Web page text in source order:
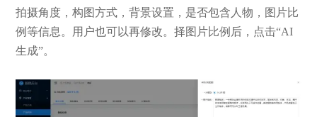
拍摄角度，构图方式，背景设置，是否包含人物，图片比
例等信息。用户也可以再修改。择图片比例后，点击“AI
生成”。